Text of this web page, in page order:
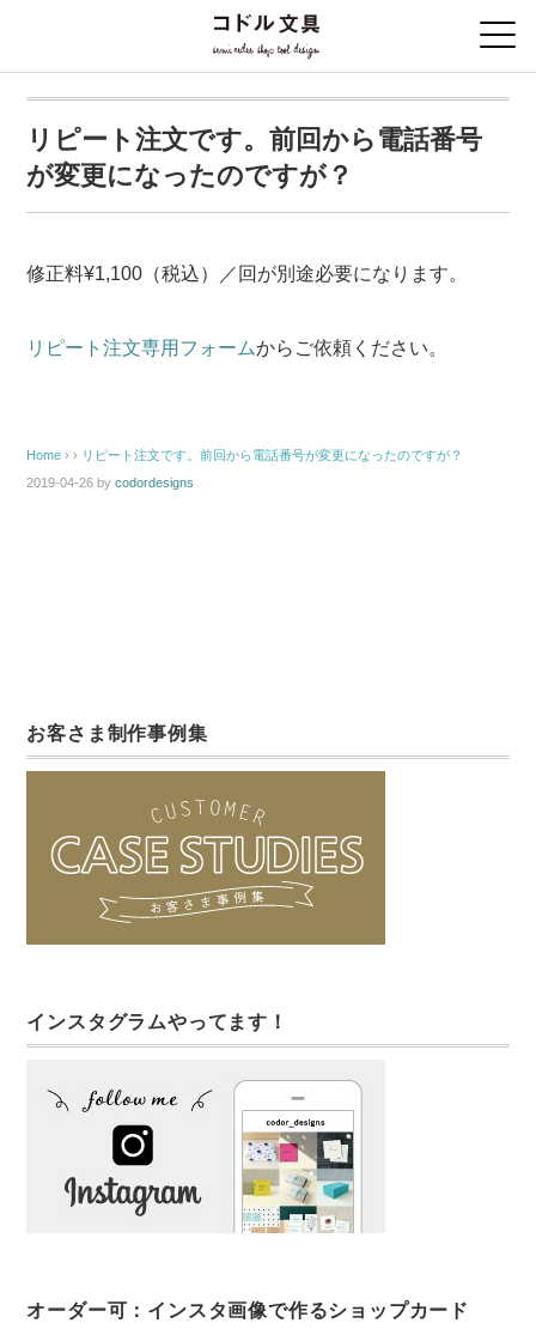
リピート注文です。前回から電話番号
が変更になったのですが？
修正料¥1,100（税込）／回が別途必要になります。
リピート注文専用フォームからご依頼ください。
Home › › リピート注文です。前回から電話番号が変更になったのですが？
2019-04-26 bycodordesigns
お客さま制作事例集
インスタグラムやってます！
オーダー可：インスタ画像で作るショップカード